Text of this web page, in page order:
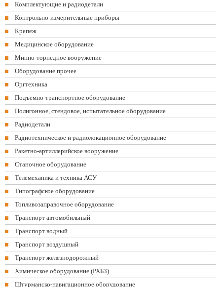
Комплектующие и радиодетали
Контрольно-измерительные приборы
Крепеж
Медицинское оборудование
Минно-торпедное вооружение
Оборудование прочее
Оргтехника
Подъемно-транспортное оборудование
Полигонное, стендовое, испытательное оборудование
Радиодетали
Радиотехническое и радиолокационное оборудование
Ракетно-артиллерийское вооружение
Станочное оборудование
Телемеханика и техника АСУ
Типографское оборудование
Топливозаправочное оборудование
Транспорт автомобильный
Транспорт водный
Транспорт воздушный
Транспорт железнодорожный
Химическое оборудование (РХБЗ)
Штурманско-навигационное оборудование